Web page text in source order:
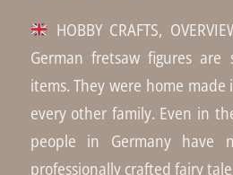
HOBBY CRAFTS,
German fretsaw figures
items. They were home
every other family. Even in
people in Germany have
professionally crafted fairy